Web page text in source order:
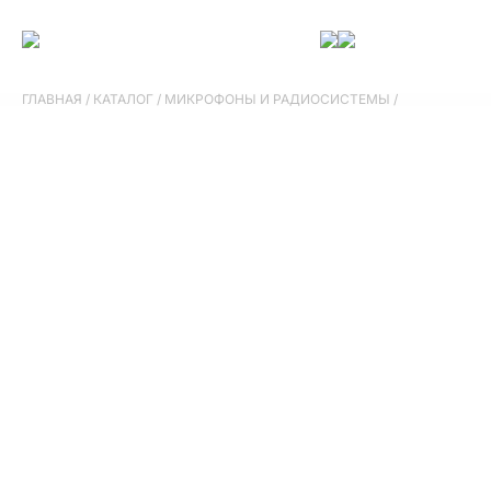
ГЛАВНАЯ / КАТАЛОГ / МИКРОФОНЫ И РАДИОСИСТЕМЫ /